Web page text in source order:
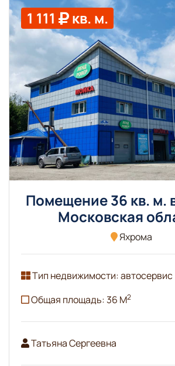
1 111 кв. м.
Помещение 36 кв. м.
Московская
Яхрома
Тип недвижимости: автосервис
Общая площадь: 36 М2
Татьяна Сергеевна